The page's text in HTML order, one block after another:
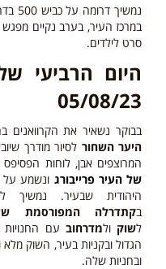
במרכז העיר, בערב נקיים מפגש
סרט לילדים.
היום הרביעי
05/08/23
בבוקר נשאיר את הקרוואנים
היער השחור לסיור מודרך
המרוצפים אבן, לוחות
של העיר פרייבורג ונשמע על
היהודית שבעיר. נמשיך
בקתדרלה המפורסמת של
לשוק ולמדרחוב עם החנויות
הגדול ובקניות בעיר, השוק מלא
ובחניות שלה.